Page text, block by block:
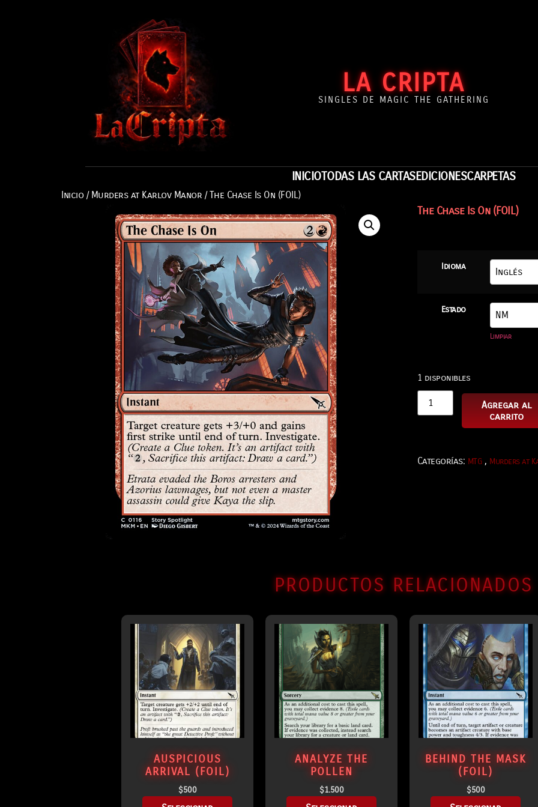
LA CRIPTA
SINGLES DE MAGIC THE GATHERING
INICIOTODAS LAS CARTASEDICIONESCARPETAS
Inicio/ Murders at Karlov Manor / The Chase Is On (FOIL)
The Chase Is On (FOIL)
Idioma
Estado
Limpiar
1 disponibles
Agregar al
carrito
Categorías: MTG , Murders at
PRODUCTOS RELACIONADOS
AUSPICIOUS
ARRIVAL (FOIL)
$500
ANALYZE THE
POLLEN
$1.500
BEHIND THE MASK
(FOIL)
$500